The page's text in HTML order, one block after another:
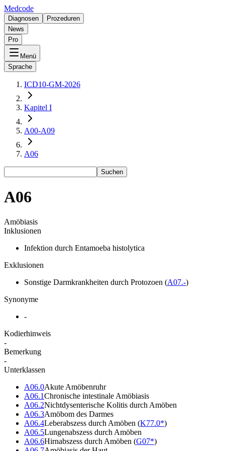
Medcode
Diagnosen
Prozeduren
News
Pro
Menü
Sprache
ICD10-GM-2026
Kapitel I
A00-A09
A06
Suchen
A06
Amöbiasis
Inklusionen
Infektion durch Entamoeba histolytica
Exklusionen
Sonstige Darmkrankheiten durch Protozoen (A07.-)
Synonyme
-
Kodierhinweis
-
Bemerkung
-
Unterklassen
A06.0Akute Amöbenruhr
A06.1Chronische intestinale Amöbiasis
A06.2Nichtdysenterische Kolitis durch Amöben
A06.3Amöbom des Darmes
A06.4Leberabszess durch Amöben (K77.0*)
A06.5Lungenabszess durch Amöben
A06.6Hirnabszess durch Amöben (G07*)